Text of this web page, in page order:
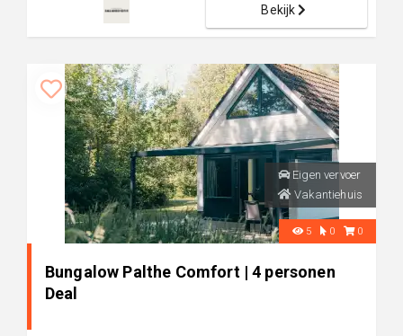
Bekijk
Eigen vervoer
Vakantiehuis
5 0 0
Bungalow Palthe Comfort | 4 personen
Deal